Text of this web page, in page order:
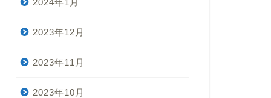
2024年1月
2023年12月
2023年11月
2023年10月